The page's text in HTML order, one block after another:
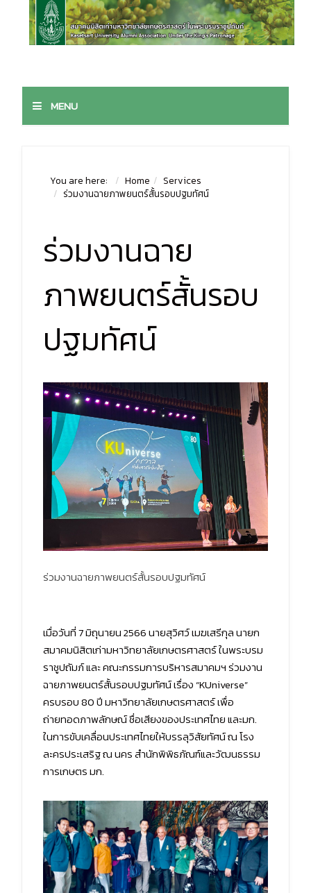
MENU
You are here: Home
Services
ร่วมงานฉายภาพยนตร์สั้นรอบปฐมทัศน์
ร่วมงานฉาย
ภาพยนตร์สั้นรอบ
ปฐมทัศน์
ร่วมงานฉายภาพยนตร์สั้นรอบปฐมทัศน์
เมื่อวันที่ 7 มิถุนายน 2566 นายสุวิศว์ เมฆเสรีกุล นายก
สมาคมนิสิตเก่ามหาวิทยาลัยเกษตรศาสตร์ ในพระบรม
ราชูปถัมภ์ และ คณะกรรมการบริหารสมาคมฯ ร่วมงาน
ฉายภาพยนตร์สั้นรอบปฐมทัศน์ เรื่อง “KUniverse”
ครบรอบ 80 ปี มหาวิทยาลัยเกษตรศาสตร์ เพื่อ
ถ่ายทอดภาพลักษณ์ ชื่อเสียงของประเทศไทย และมก.
ในการขับเคลื่อนประเทศไทยให้บรรลุวิสัยทัศน์ ณ โรง
ละครประเสริฐ ณ นคร สำนักพิพิธภัณฑ์และวัฒนธรรม
การเกษตร มก.